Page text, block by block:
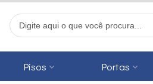
Pisos Portas